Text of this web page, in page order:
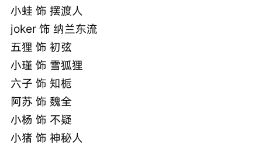
小蛙 饰 摆渡人
joker 饰 纳兰东流
五狸 饰 初弦
小瑾 饰 雪狐狸
六子 饰 知栀
阿苏 饰 魏全
小杨 饰 不疑
小猪 饰 神秘人